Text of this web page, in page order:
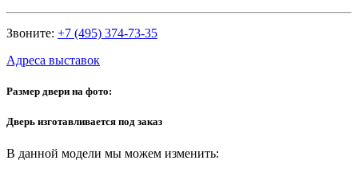
Звоните: +7 (495) 374-73-35
Адреса выставок
Размер двери на фото:
Дверь изготавливается под заказ
В данной модели мы можем изменить: